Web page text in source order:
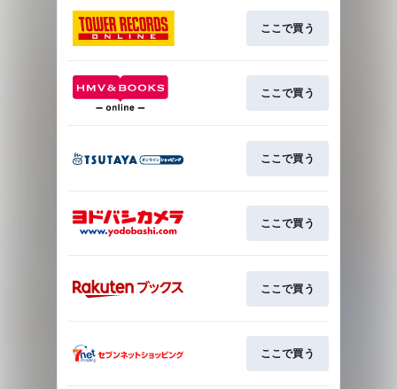
ここで買う
ここで買う
ここで買う
ここで買う
ここで買う
ここで買う